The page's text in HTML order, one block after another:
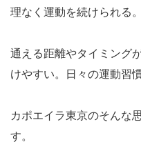
理なく運動を続けられる。
通える距離やタイミング
けやすい。日々の運動習
カポエイラ東京のそんな
す。